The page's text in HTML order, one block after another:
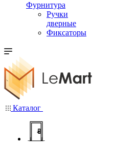
Фурнитура
Ручки
дверные
Фиксаторы
Каталог